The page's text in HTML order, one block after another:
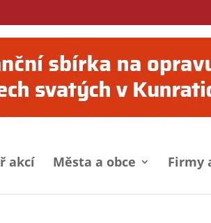
akcí Města a obce Firmy